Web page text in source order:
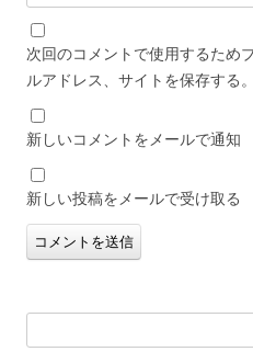
次回のコメントで使用するため
ルアドレス、サイトを保存する。
新しいコメントをメールで通知
新しい投稿をメールで受け取る
索: